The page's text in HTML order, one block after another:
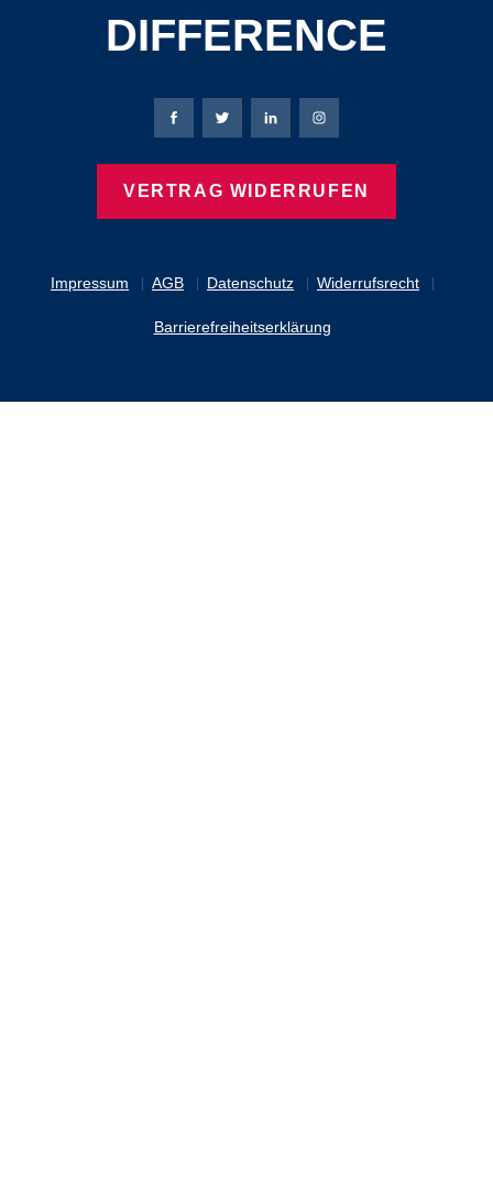
DIFFERENCE
Impressum AGB Datenschutz Widerrufsrecht
Barrierefreiheitserklärung
Bierbaum-Proenen Facebook-Seite
Bierbaum-Proenen Twitter Seite
Bierbaum-Proenen LinkedIn
Bierbaum-Proenen
VERTRAG WIDERRUFEN